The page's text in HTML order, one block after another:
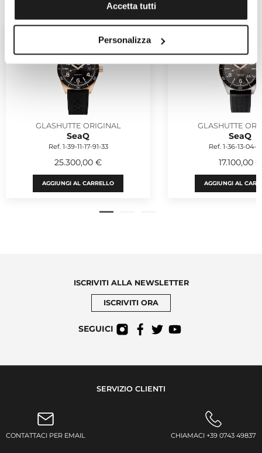
Accetta tutti
Personalizza
GLASHUTTE ORIGINAL
SeaQ
Ref. 1-39-11-17-91-33
25.300,00 €
AGGIUNGI AL CARRELLO
GLASHUTTE
SeaQ
Ref. 1-36-13-04-
17.100,00 €
AGGIUNGI AL
ISCRIVITI ALLA NEWSLETTER
ISCRIVITI ORA
SEGUICI
SERVIZIO CLIENTI
CONTATTACI PER EMAIL CHIAMACI +39 0743 49837